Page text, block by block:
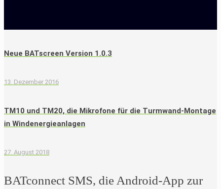
Neue BATscreen Version 1.0.3
13. Dezember 2016
TM10 und TM20, die Mikrofone für die Turmwand-Montage
in Windenergieanlagen
27. August 2018
BATconnect SMS, die Android-App zur